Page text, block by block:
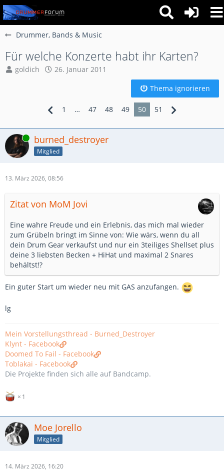
Drummer, Bands & Music
Für welche Konzerte habt ihr Karten?
goldich
26. Januar 2011
Thema ignorieren
1 … 47 48 49 50 51
Online burned_destroyer
Mitglied
13. März 2026, 08:56
Zitat von MoM Jovi
Eine wahre Freude und ein Erlebnis, das mich mal wieder
zum Grübeln bringt im Sinne von: Wie wärs, wenn du all
dein Drum Gear verkaufst und nur ein 3teiliges Shellset plus
deine 3 liebsten Becken + HiHat und maximal 2 Snares
behältst!?
Ein guter Start um wieder neu mit GAS anzufangen.
lg
Mein Vorstellungsthread - Burned_Destroyer
Klynt - Facebook
Doomed To Fail - Facebook
Toblakai - Facebook
Die Projekte finden sich alle auf Bandcamp.
1
Moe Jorello
Mitglied
14. März 2026, 16:20